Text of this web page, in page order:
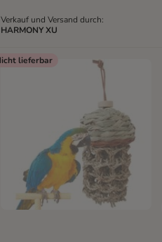
Verkauf und Versand durch:
HARMONY XU
lieferbar